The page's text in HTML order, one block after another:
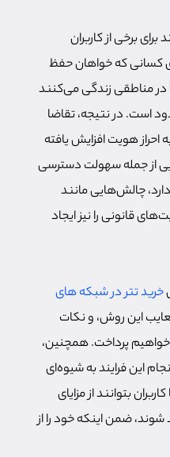
برای برخی از کاربران
کسانی که خواهان حفظ
مناطقی زندگی می‌کنند
است. در نتیجه، تقاضا
احراز هویت افزایش یافته
از جمله سهولت دسترسی
چالش‌هایی مانند
قانونی را نیز ایجاد
خرید تتر در شبکه های
این روش، و نکات
خواهیم پرداخت. همچنین،
این فرایند به شیوه‌ای
بتوانند از مزایای
شوند، ضمن اینکه خود را از